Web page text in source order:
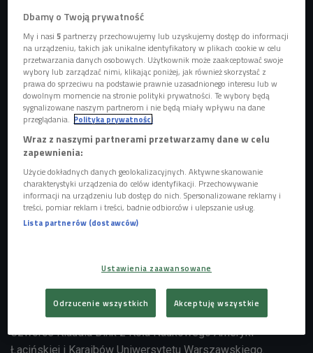
Zdjęcie ilustracyjne Foto: Shutterstock
W związku z kryzysem energetycznym oraz paliwowym
Ministerstwo Spraw Zagranicznych podniosło poziom
najwyższego stopnia, kategorycznie odradzając wszelkich
obecnej sytuacji. Ludzie starają się przeżyć jak mogą, ale
dopóki nie zajdzie zmiana, może być tylko gorzej - mówi w
Czwórce Klaudia Dink z Koła Naukowego Ameryki
Łacińskiej i Karaibów Uniwersytetu Warszawskiego.
Dbamy o Twoją prywatność
My i nasi5 partnerzy przechowujemy lub uzyskujemy dostęp do informacji
na urządzeniu, takich jak unikalne identyfikatory w plikach cookie w celu
przetwarzania danych osobowych. Użytkownik może zaakceptować swoje
wybory lub zarządzać nimi, klikając poniżej, jak również skorzystać z
prawa do sprzeciwu na podstawie prawnie uzasadnionego interesu lub w
dowolnym momencie na stronie polityki prywatności. Te wybory będą
sygnalizowane naszym partnerom i nie będą miały wpływu na dane
przeglądania. Polityka prywatności
Wraz z naszymi partnerami przetwarzamy dane w celu
zapewnienia:
Użycie dokładnych danych geolokalizacyjnych. Aktywne skanowanie
charakterystyki urządzenia do celów identyfikacji. Przechowywanie
informacji na urządzeniu lub dostęp do nich. Spersonalizowane reklamy i
treści, pomiar reklam i treści, badnie odbiorców i ulepszanie usług.
Lista partnerów (dostawców)
Ustawienia zaawansowane
Odrzucenie wszystkich Akceptuję wszystkie